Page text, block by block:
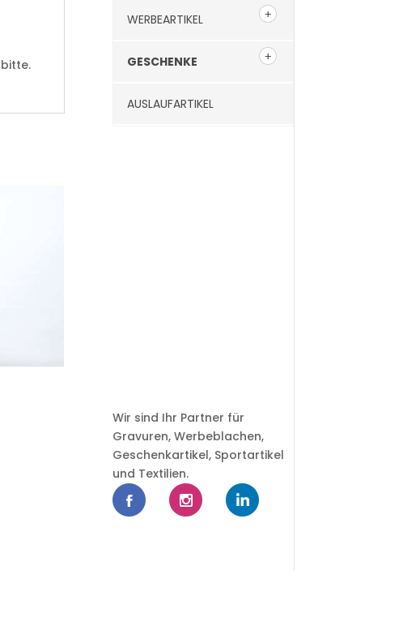
WERBEARTIKEL
GESCHENKE
AUSLAUFARTIKEL
Wir sind Ihr Partner für
Gravuren, Werbeblachen,
Geschenkartikel, Sportartikel
und Textilien.